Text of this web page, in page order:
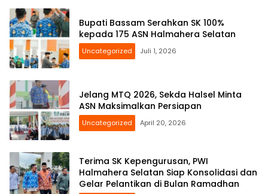
Bupati Bassam Serahkan SK 100%
kepada 175 ASN Halmahera Selatan
Uncategorized Juli 1, 2026
Jelang MTQ 2026, Sekda Halsel Minta
ASN Maksimalkan Persiapan
Uncategorized April 20, 2026
Terima SK Kepengurusan, PWI
Halmahera Selatan Siap Konsolidasi dan
Gelar Pelantikan di Bulan Ramadhan